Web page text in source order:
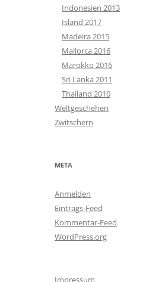
Indonesien 2013
Island 2017
Madeira 2015
Mallorca 2016
Marokko 2016
Sri Lanka 2011
Thailand 2010
Weltgeschehen
Zwitschern
META
Anmelden
Eintrags-Feed
Kommentar-Feed
WordPress.org
Impressum